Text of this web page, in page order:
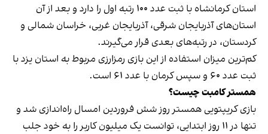
استان کرمانشاه با ثبت عدد ۱۰۰ رتبه اول را دارد و بعد از آن
استان‌های آذربایجان شرقی، آذربایجان غربی، خراسان شمالی و
کردستان، در رتبه‌های بعدی قرار می‌گیرند.
کم‌ترین میزان استفاده از این بازی رمزارزی مربوط به استان یزد با
ثبت عدد ۶۰ و سپس کرمان با عدد ۶۱ است.
همستر کامبت چیست؟
بازی کریپتویی همستر روز شش فروردین امسال راه‌اندازی شد و
تنها در ۱۱ روز ابتدایی، توانست یک میلیون کاربر را به خود جلب